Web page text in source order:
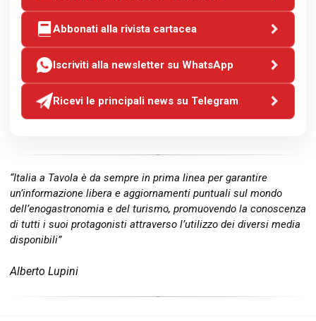
Abbonati alla rivista cartacea
Iscriviti alla newsletter su WhatsApp
Ricevi le principali news su Telegram
“Italia a Tavola è da sempre in prima linea per garantire
un’informazione libera e aggiornamenti puntuali sul mondo
dell’enogastronomia e del turismo, promuovendo la conoscenza
di tutti i suoi protagonisti attraverso l’utilizzo dei diversi media
disponibili”
Alberto Lupini